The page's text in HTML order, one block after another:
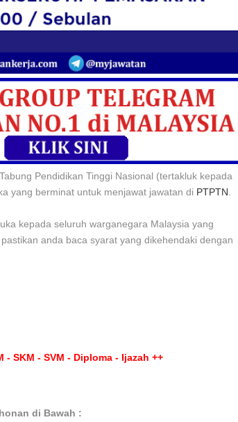
Pendidikan Tinggi Nasional (tertakluk kepada
yang berminat untuk menjawat jawatan di PTPTN
kepada seluruh warganegara Malaysia yang
anda baca syarat yang dikehendaki dengan
- SKM - SVM - Diploma - Ijazah ++
di Bawah :